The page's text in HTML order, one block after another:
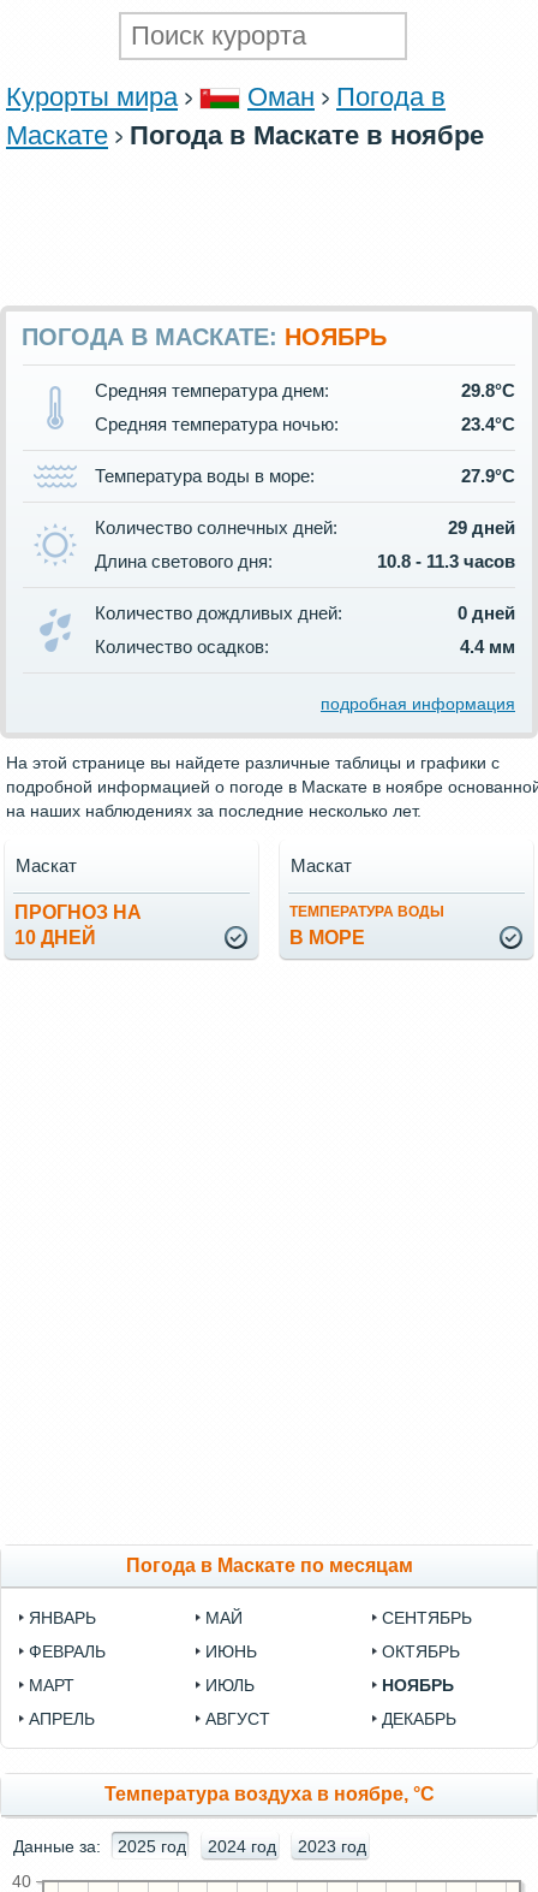
Курорты мира Оман
Погода в
Маскате
Погода в Маскате в ноябре
ПОГОДА В МАСКАТЕ: НОЯБРЬ
Средняя температура днем:
29.8°C
Средняя температура ночью:
23.4°C
Температура воды в море: 27.9°C
Количество солнечных дней:
29 дней
Длина светового дня:
10.8 - 11.3 часов
Количество дождливых дней:
0 дней
Количество осадков:
4.4 мм
подробная информация
На этой странице вы найдете различные таблицы и графики с
подробной информацией о погоде в Маскате в ноябре
на наших наблюдениях за последние несколько лет.
ПРОГНОЗ НА
10 ДНЕЙ
Маскат
ТЕМПЕРАТУРА ВОДЫ
В МОРЕ
Маскат
Погода в Маскате по месяцам
ЯНВАРЬ
ФЕВРАЛЬ
МАРТ
АПРЕЛЬ
МАЙ
ИЮНЬ
ИЮЛЬ
АВГУСТ
СЕНТЯБРЬ
ОКТЯБРЬ
НОЯБРЬ
ДЕКАБРЬ
Температура воздуха в ноябре, °C
Данные за: 2025 год 2024 год 2023 год
40